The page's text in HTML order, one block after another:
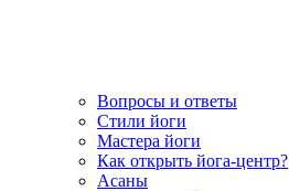
Вопросы и ответы
Стили йоги
Мастера йоги
Как открыть йога-центр?
Асаны